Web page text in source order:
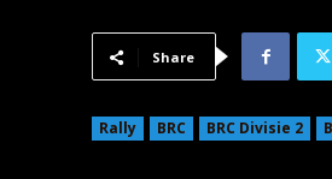
Share
Rally BRC BRC Divisie 2